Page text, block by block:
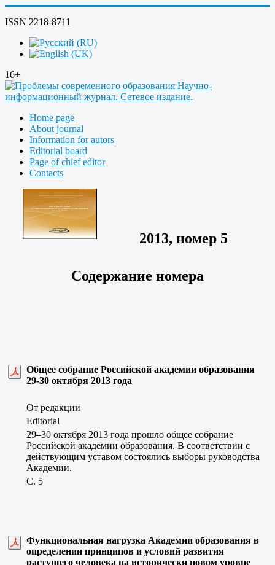
ISSN 2218-8711
16+
Home page
About journal
Information for autors
Editorial board
Page of chief editor
Contacts
2013, номер 5
Содержание номера
Общее собрание Российской академии образования
29-30 октября 2013 года
От редакции
Editorial
29–30 октября 2013 года прошло общее собрание
Российской академии образования. В соответствии с
действующим уставом состоялись выборы руководства
Академии.
C. 5
Функциональная нагрузка Академии образования в
определении принципов и условий развития
растущего человека на исторически новом уровне